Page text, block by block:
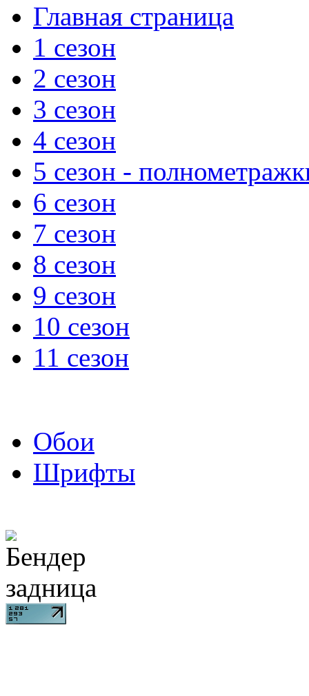
Главная страница
1 сезон
2 сезон
3 сезон
4 сезон
5 сезон -
6 сезон
7 сезон
8 сезон
9 сезон
10 сезон
11 сезон
Обои
Шрифты